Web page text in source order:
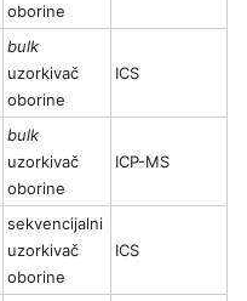
oborine
bulk
uzorkivač
oborine
ICS
bulk
uzorkivač
oborine
ICP-MS
sekvencijalni
uzorkivač
oborine
ICS